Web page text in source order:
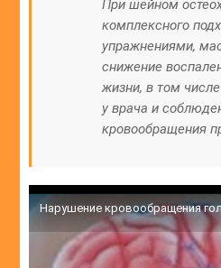
При шейном
комплексного
упражнениями,
снижение
жизни, в том
у врача и
кровообращения
Нарушение кровообращения